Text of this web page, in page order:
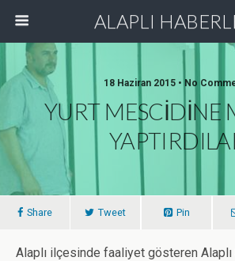
ALAPLI
18 Haziran 2015 • No
YURT MESCİDİNE
Share Tweet Pin
Alaplı ilçesinde faaliyet gösteren Alaplı